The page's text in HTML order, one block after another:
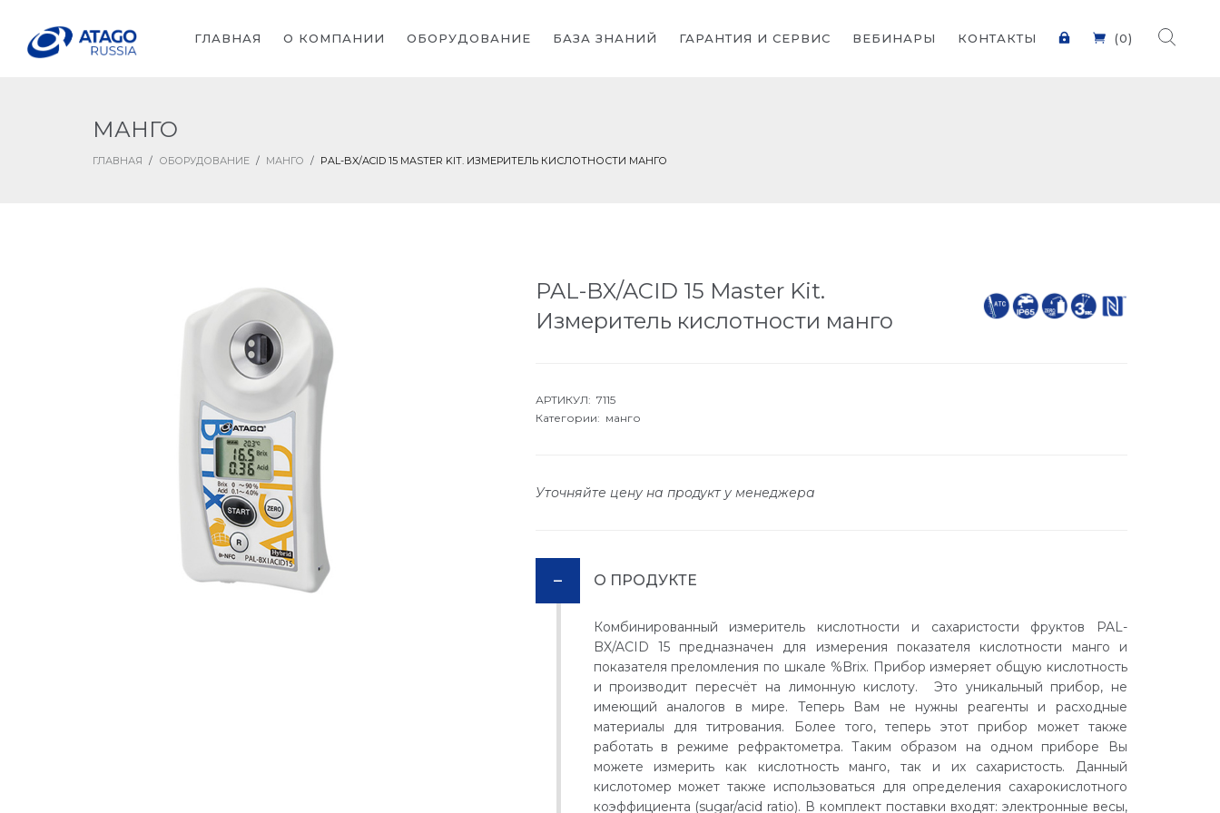
ГЛАВНАЯ О КОМПАНИИ ОБОРУДОВАНИЕ БАЗА ЗНАНИЙ ГАРАНТИЯ И СЕРВИС ВЕБИНАРЫ КОНТАКТЫ (0)
МАНГО
ГЛАВНАЯ / ОБОРУДОВАНИЕ / МАНГО / PAL-BX/ACID 15 MASTER KIT. ИЗМЕРИТЕЛЬ КИСЛОТНОСТИ МАНГО
PAL-BX/ACID 15 Master Kit.
Измеритель кислотности манго
АРТИКУЛ: 7115
Категории: манго
Уточняйте цену на продукт у менеджера
О ПРОДУКТЕ
Комбинированный измеритель кислотности и сахаристости фруктов PAL-
BX/ACID 15 предназначен для измерения показателя кислотности манго и
показателя преломления по шкале %Brix. Прибор измеряет общую кислотность
и производит пересчёт на лимонную кислоту. Это уникальный прибор, не
имеющий аналогов в мире. Теперь Вам не нужны реагенты и расходные
материалы для титрования. Более того, теперь этот прибор может также
работать в режиме рефрактометра. Таким образом на одном приборе Вы
можете измерить как кислотность манго, так и их сахаристость. Данный
кислотомер может также использоваться для определения сахарокислотного
коэффициента (sugar/acid ratio). В комплект поставки входят: электронные весы,